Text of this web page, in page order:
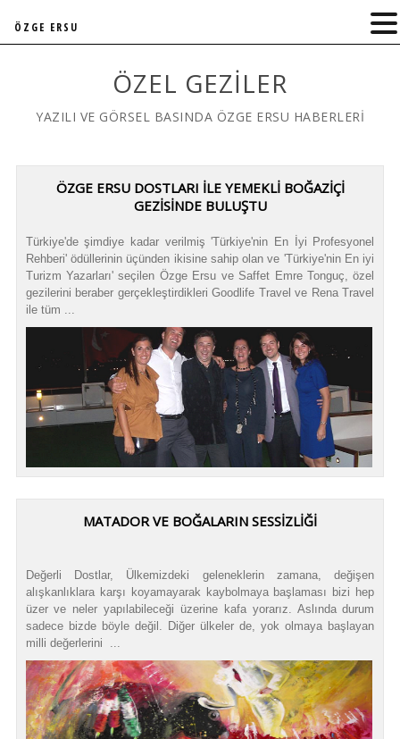
ÖZEL GEZILER
YAZILI VE GÖRSEL BASINDA ÖZGE ERSU HABERLERİ
ÖZGE ERSU DOSTLARI İLE YEMEKLİ BOĞAZİÇİ
GEZİSİNDE BULUŞTU
Türkiye'de şimdiye kadar verilmiş 'Türkiye'nin En İyi Profesyonel
Rehberi' ödüllerinin üçünden ikisine sahip olan ve 'Türkiye'nin En iyi
Turizm Yazarları' seçilen Özge Ersu ve Saffet Emre Tonguç, özel
gezilerini beraber gerçekleştirdikleri Goodlife Travel ve Rena Travel
ile tüm ...
MATADOR VE BOĞALARIN SESSİZLİĞİ
Değerli Dostlar, Ülkemizdeki geleneklerin zamana, değişen
alışkanlıklara karşı koyamayarak kaybolmaya başlaması bizi hep
üzer ve neler yapılabileceği üzerine kafa yorarız. Aslında durum
sadece bizde böyle değil. Diğer ülkeler de, yok olmaya başlayan
milli değerlerini ...
ÖZGE ERSU